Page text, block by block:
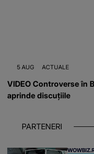
5 AUG ACTUALE
VIDEO Controverse în
aprinde discuțiile
PARTENERI